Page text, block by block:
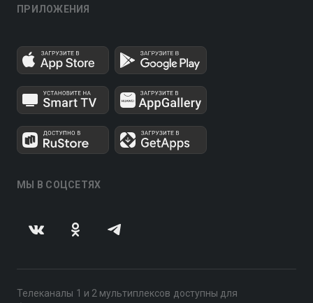
ПРИЛОЖЕНИЯ
МЫ В СОЦСЕТЯХ
Телеканалы 1 и 2 мультиплексов доступны для